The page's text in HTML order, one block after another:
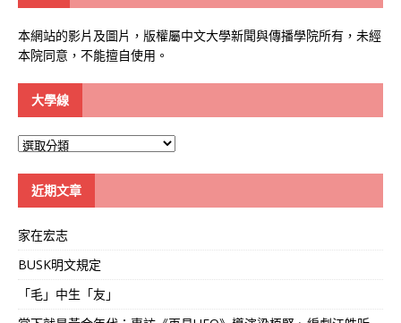
本網站的影片及圖片，版權屬中文大學新聞與傳播學院所有，未經
本院同意，不能擅自使用。
大學線
大
近期文章
家在宏志
BUSK明文規定
「毛」中生「友」